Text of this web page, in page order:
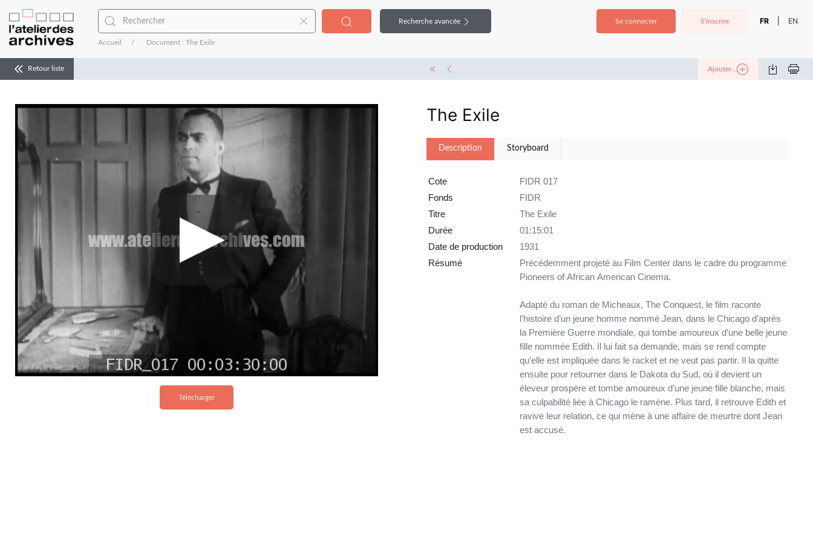
Se connecter S'inscrire FR EN
Recherche avancée
Accueil Document : The Exile
Retour liste Ajouter...
Télécharger
The Exile
Description Storyboard
Cote
FIDR 017
Fonds
FIDR
Titre
The Exile
Durée
01:15:01
Date de production
1931
Résumé
Précédemment projeté au Film Center dans le cadre du programme
Pioneers of African American Cinema.
Adapté du roman de Micheaux, The Conquest, le film raconte
l’histoire d’un jeune homme nommé Jean, dans le Chicago d’après
la Première Guerre mondiale, qui tombe amoureux d’une belle jeune
fille nommée Edith. Il lui fait sa demande, mais se rend compte
qu’elle est impliquée dans le racket et ne veut pas partir. Il la quitte
ensuite pour retourner dans le Dakota du Sud, où il devient un
éleveur prospère et tombe amoureux d’une jeune fille blanche, mais
sa culpabilité liée à Chicago le ramène. Plus tard, il retrouve Edith et
ravive leur relation, ce qui mène à une affaire de meurtre dont Jean
est accusé.